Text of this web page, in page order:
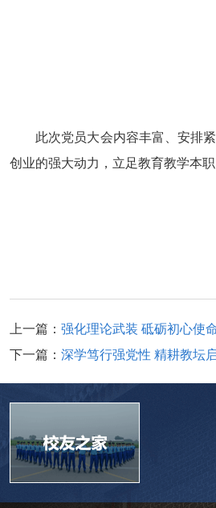
此次党员大会内容丰富、安排
创业的强大动力，立足教育教学本
上一篇： 强化理论武装 砥砺初心使
下一篇： 深学笃行强党性 精耕教坛